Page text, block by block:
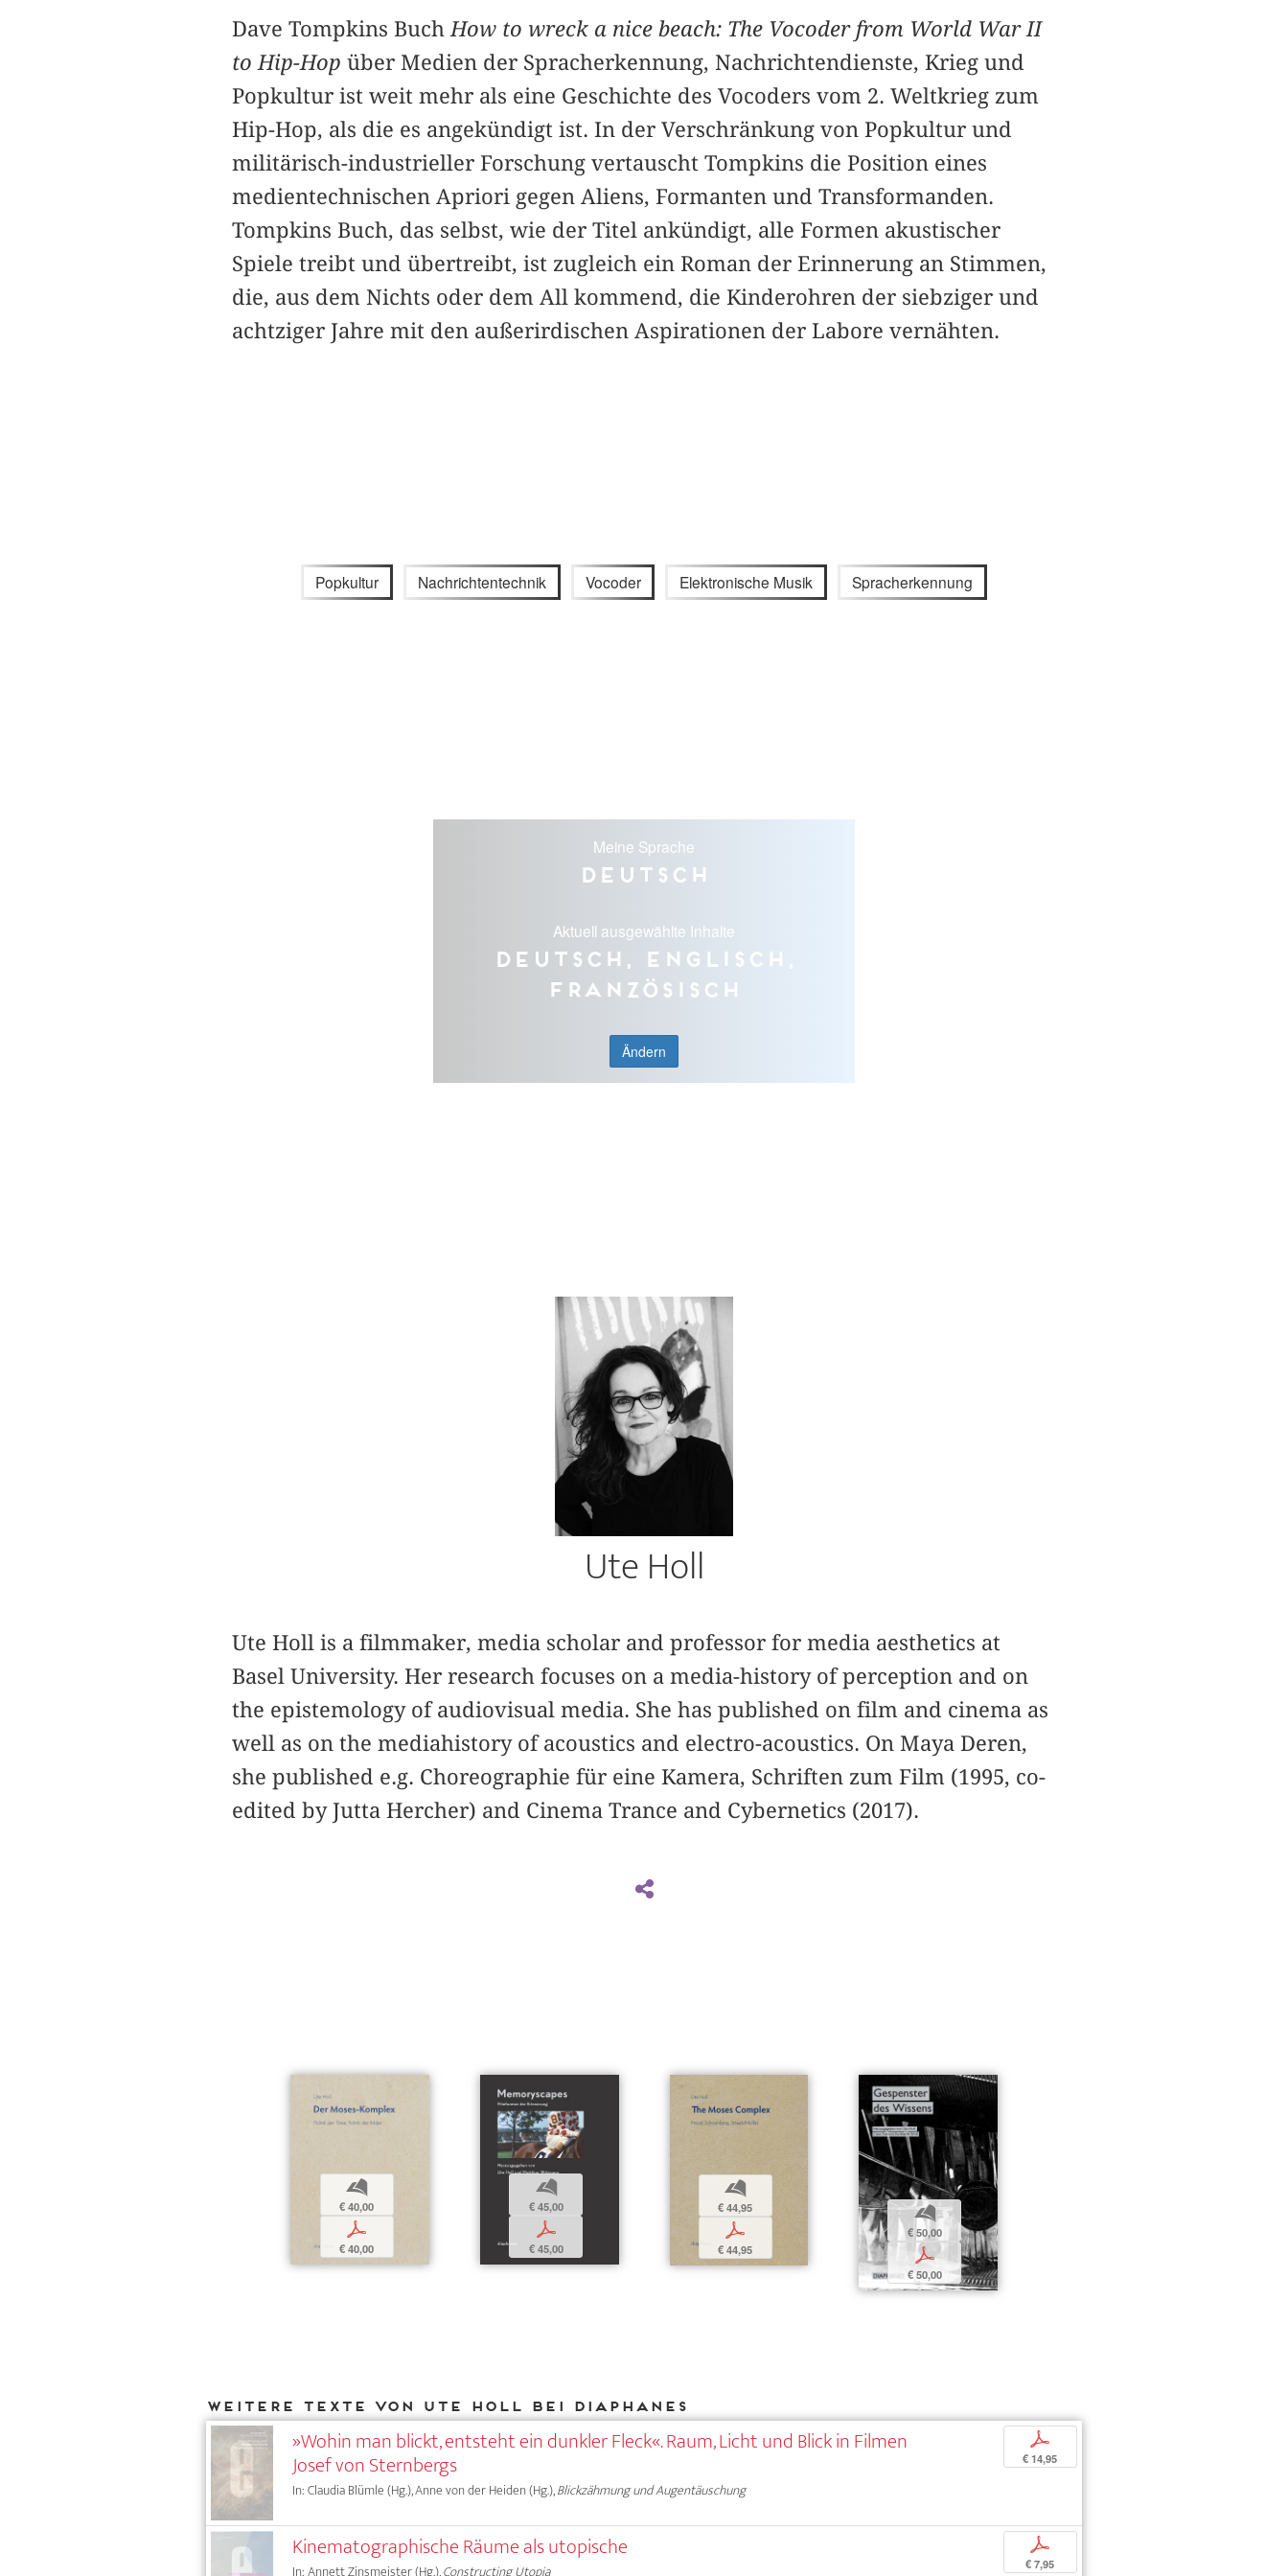
Dave Tompkins Buch How to wreck a nice beach: The Vocoder from World War II
to Hip-Hop über Medien der Spracherkennung, Nachrichtendienste, Krieg und
Popkultur ist weit mehr als eine Geschichte des Vocoders vom 2. Weltkrieg zum
Hip-Hop, als die es angekündigt ist. In der Verschränkung von Popkultur und
militärisch-industrieller Forschung vertauscht Tompkins die Position eines
medientechnischen Apriori gegen Aliens, Formanten und Transformanden.
Tompkins Buch, das selbst, wie der Titel ankündigt, alle Formen akustischer
Spiele treibt und übertreibt, ist zugleich ein Roman der Erinnerung an Stimmen,
die, aus dem Nichts oder dem All kommend, die Kinderohren der siebziger und
achtziger Jahre mit den außerirdischen Aspirationen der Labore vernähten.
Popkultur Nachrichtentechnik Vocoder Elektronische Musik Spracherkennung
Meine Sprache
Deutsch
Aktuell ausgewählte Inhalte
Deutsch, Englisch,
Französisch
Ändern
Ute Holl
Ute Holl is a filmmaker, media scholar and professor for media aesthetics at
Basel University. Her research focuses on a media-history of perception and on
the epistemology of audiovisual media. She has published on film and cinema as
well as on the mediahistory of acoustics and electro-acoustics. On Maya Deren,
she published e.g. Choreographie für eine Kamera, Schriften zum Film (1995, co-
edited by Jutta Hercher) and Cinema Trance and Cybernetics (2017).
b
€ 40,00
p
€ 40,00
b
€ 45,00
p
€ 45,00
b
€ 44,95
p
€ 44,95
b
€ 50,00
p
€ 50,00
Weitere Texte von Ute Holl bei DIAPHANES
»Wohin man blickt, entsteht ein dunkler Fleck«. Raum, Licht und Blick in Filmen
Josef von Sternbergs
In: Claudia Blümle (Hg.), Anne von der Heiden (Hg.),Blickzähmung und Augentäuschung
p
€ 14,95
Kinematographische Räume als utopische p
€ 7,95